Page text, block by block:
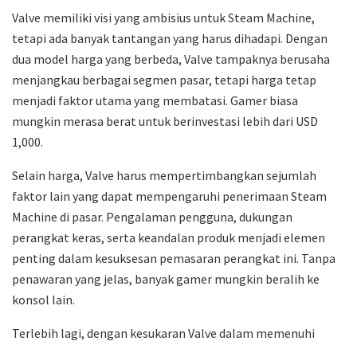
Valve memiliki visi yang ambisius untuk Steam Machine,
tetapi ada banyak tantangan yang harus dihadapi. Dengan
dua model harga yang berbeda, Valve tampaknya berusaha
menjangkau berbagai segmen pasar, tetapi harga tetap
menjadi faktor utama yang membatasi. Gamer biasa
mungkin merasa berat untuk berinvestasi lebih dari USD
1,000.
Selain harga, Valve harus mempertimbangkan sejumlah
faktor lain yang dapat mempengaruhi penerimaan Steam
Machine di pasar. Pengalaman pengguna, dukungan
perangkat keras, serta keandalan produk menjadi elemen
penting dalam kesuksesan pemasaran perangkat ini. Tanpa
penawaran yang jelas, banyak gamer mungkin beralih ke
konsol lain.
Terlebih lagi, dengan kesukaran Valve dalam memenuhi